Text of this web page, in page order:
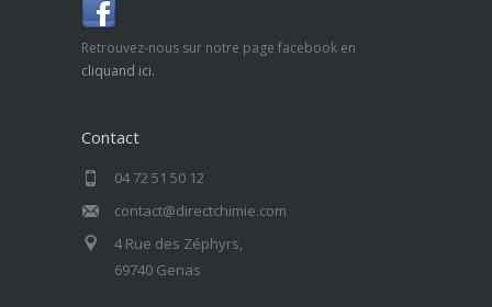
Retrouvez-nous sur notre page facebook en
cliquand ici.
Contact
04 72 51 50 12
contact@directchimie.com
4 Rue des Zéphyrs,
69740 Genas